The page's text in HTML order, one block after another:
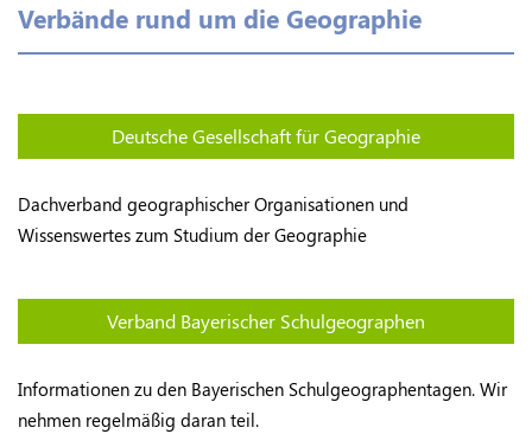
Verbände rund um die Geographie
Deutsche Gesellschaft für Geographie
Dachverband geographischer Organisationen und
Wissenswertes zum Studium der Geographie
Verband Bayerischer Schulgeographen
Informationen zu den Bayerischen Schulgeographentagen. Wir
nehmen regelmäßig daran teil.